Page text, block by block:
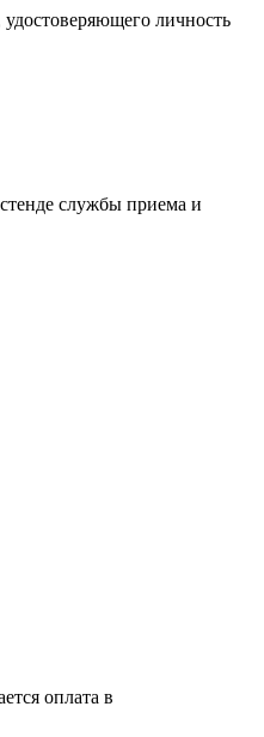
личность
службы приема и
оплата в